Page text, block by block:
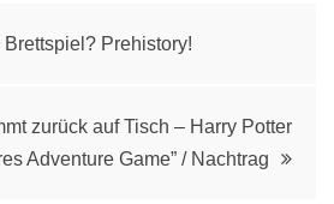
Prehistory!
zurück auf Tisch – Harry Potter
Adventure Game” / Nachtrag